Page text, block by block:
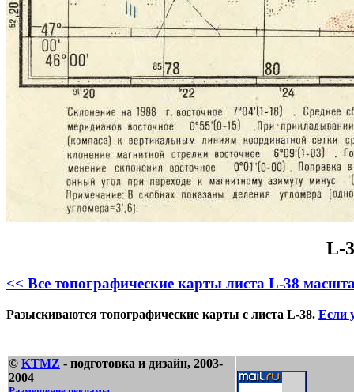
L-
<< Все топографические карты листа L-38
Разыскиваются топографические карты с листа L-38. Если
© KTMZ - подготовка и дизайн, 2003-
2004